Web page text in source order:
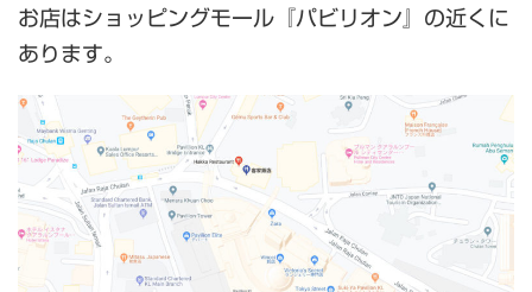
お店はショッピングモール『パビリオン』の近くに
あります。